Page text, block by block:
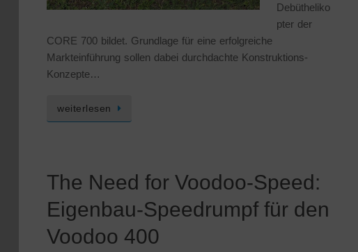
Debütheliko
pter der
CORE 700 bildet. Grundlage für eine erfolgreiche
Markteinführung sollen dabei durchdachte Konstruktions-
Konzepte…
weiterlesen
The Need for Voodoo-Speed:
Eigenbau-Speedrumpf für den
Voodoo 400